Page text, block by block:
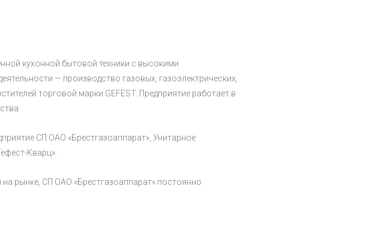
кухонной бытовой техники с высокими
— производство газовых, газоэлектрических,
торговой марки GEFEST. Предприятие работает в
СП ОАО «Брестгазоаппарат», Унитарное
Кварц».
рынке, СП ОАО «Брестгазоаппарат» постоянно